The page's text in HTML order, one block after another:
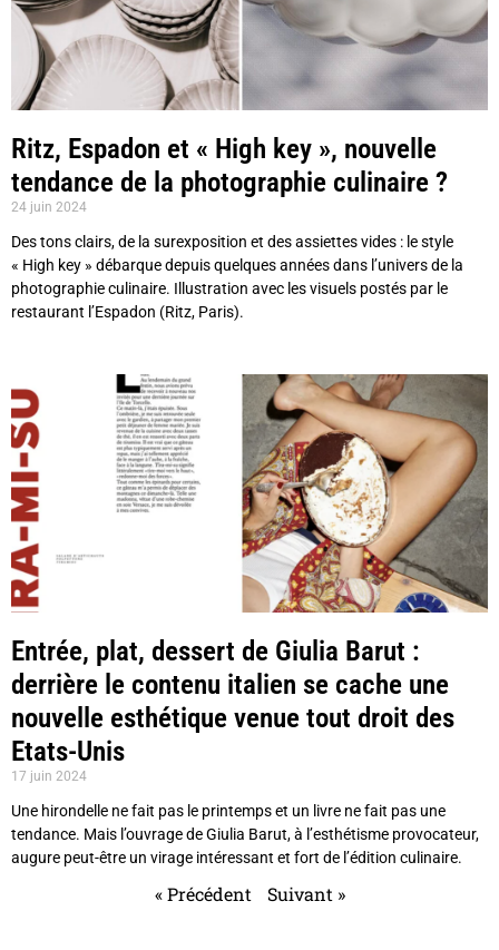
Ritz, Espadon et « High key », nouvelle
tendance de la photographie culinaire ?
24 juin 2024
Des tons clairs, de la surexposition et des assiettes vides : le style
« High key » débarque depuis quelques années dans l’univers de la
photographie culinaire. Illustration avec les visuels postés par le
restaurant l’Espadon (Ritz, Paris).
Entrée, plat, dessert de Giulia Barut :
derrière le contenu italien se cache une
nouvelle esthétique venue tout droit des
Etats-Unis
17 juin 2024
Une hirondelle ne fait pas le printemps et un livre ne fait pas une
tendance. Mais l’ouvrage de Giulia Barut, à l’esthétisme provocateur,
augure peut-être un virage intéressant et fort de l’édition culinaire.
« Précédent Suivant »